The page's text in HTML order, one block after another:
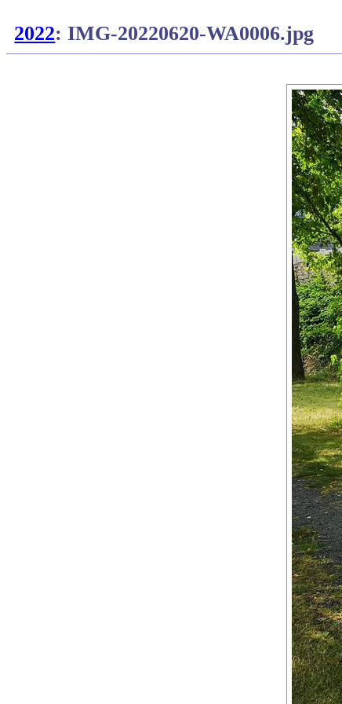
2022: IMG-20220620-WA0006.jpg